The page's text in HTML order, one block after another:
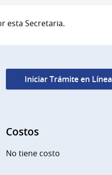
esta Secretaria.
Iniciar Trámite en Línea
Costos
No tiene costo